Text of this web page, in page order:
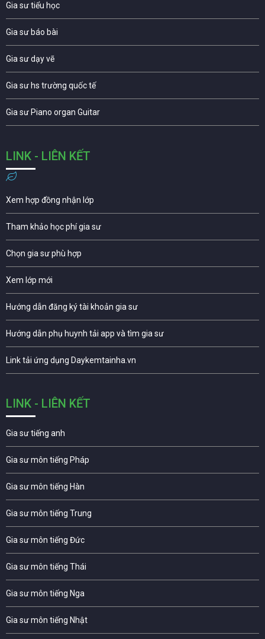
Gia sư tiểu học
Gia sư báo bài
Gia sư dạy vẽ
Gia sư hs trường quốc tế
Gia sư Piano organ Guitar
LINK - LIÊN KẾT
Xem hợp đồng nhận lớp
Tham khảo học phí gia sư
Chọn gia sư phù hợp
Xem lớp mới
Hướng dẫn đăng ký tài khoản gia sư
Hướng dẫn phụ huynh tải app và tìm gia sư
Link tải ứng dụng Daykemtainha.vn
LINK - LIÊN KẾT
Gia sư tiếng anh
Gia sư môn tiếng Pháp
Gia sư môn tiếng Hàn
Gia sư môn tiếng Trung
Gia sư môn tiếng Đức
Gia sư môn tiếng Thái
Gia sư môn tiếng Nga
Gia sư môn tiếng Nhật